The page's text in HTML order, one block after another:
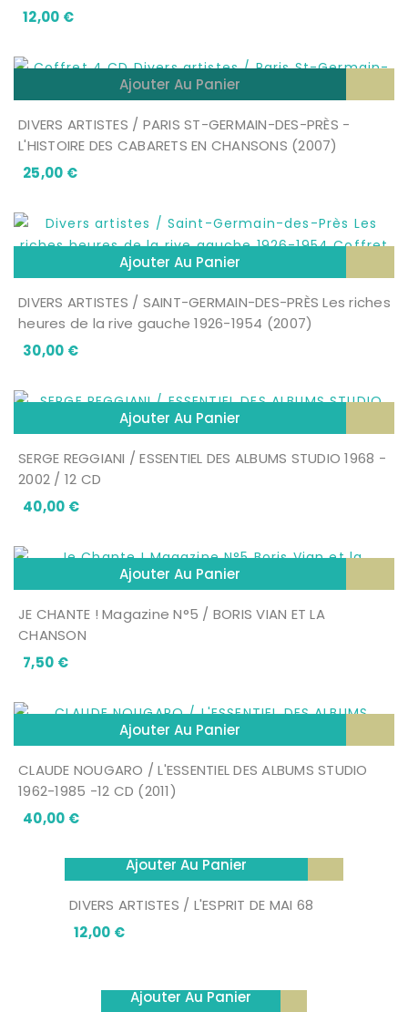
12,00 €Prix
Ajouter Au Panier
DIVERS ARTISTES / PARIS ST-GERMAIN-DES-PRÈS -
L'HISTOIRE DES CABARETS EN CHANSONS (2007)
25,00 €Prix
Ajouter Au Panier
DIVERS ARTISTES / SAINT-GERMAIN-DES-PRÈS Les riches
heures de la rive gauche 1926-1954 (2007)
30,00 €Prix
Ajouter Au Panier
SERGE REGGIANI / ESSENTIEL DES ALBUMS STUDIO 1968 -
2002 / 12 CD
40,00 €Prix
Ajouter Au Panier
JE CHANTE ! Magazine N°5 / BORIS VIAN ET LA
CHANSON
7,50 €Prix
Ajouter Au Panier
CLAUDE NOUGARO / L'ESSENTIEL DES ALBUMS STUDIO
1962-1985 -12 CD (2011)
40,00 €Prix
Ajouter Au Panier
DIVERS ARTISTES / L'ESPRIT DE MAI 68
12,00 €Prix
Ajouter Au Panier